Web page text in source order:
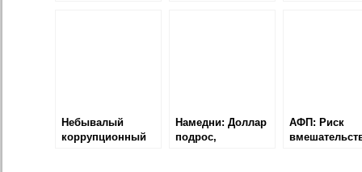
Небывалый
коррупционный
Намедни: Доллар
подрос,
АФП: Риск